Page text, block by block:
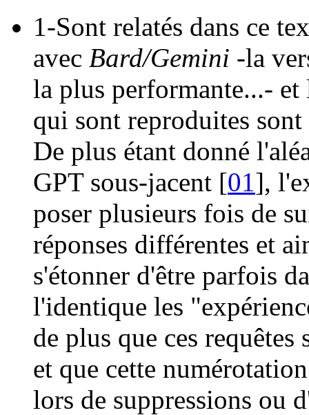
1-Sont relatés dans ce
avec Bard/Gemini -la
la plus performante...- et
qui sont reproduites
De plus étant donné
GPT sous-jacent [01 ],
poser plusieurs fois de
réponses différentes et
s'étonner d'être parfois
l'identique les
de plus que ces
et que cette
lors de suppressions ou